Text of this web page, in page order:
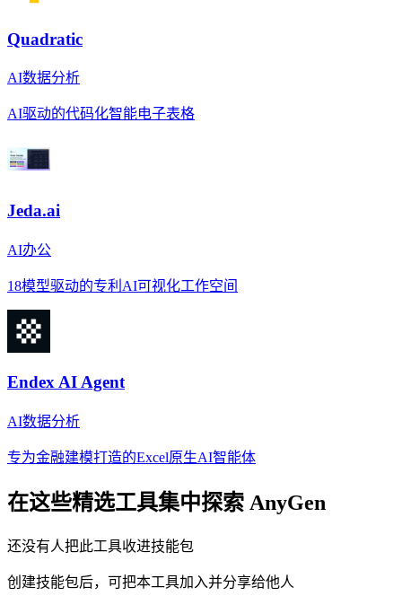
Quadratic
AI数据分析
AI驱动的代码化智能电子表格
Jeda.ai
AI办公
18模型驱动的专利AI可视化工作空间
Endex AI Agent
AI数据分析
专为金融建模打造的Excel原生AI智能体
在这些精选工具集中探索 AnyGen
还没有人把此工具收进技能包
创建技能包后，可把本工具加入并分享给他人